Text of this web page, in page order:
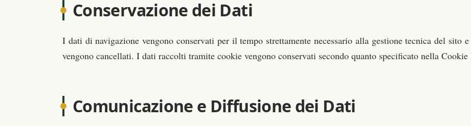
Conservazione dei Dati
I dati di navigazione vengono conservati per il tempo strettamente necessario alla gestione tecnica del sito
vengono cancellati. I dati raccolti tramite cookie vengono conservati secondo quanto specificato nella Cookie
Comunicazione e Diffusione dei Dati